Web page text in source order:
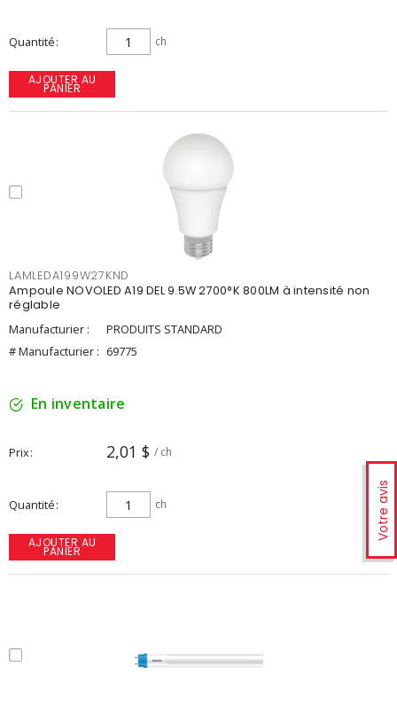
Votre avis
Quantité ch
AJOUTER AU
PANIER
LAMLEDA199W27KND
Ampoule NOVOLED A19 DEL 9.5W 2700°K 800LM à intensité non
réglable
Manufacturier :
PRODUITS STANDARD
# Manufacturier : 69775
En inventaire
Prix 2,01 $ / ch
Quantité ch
AJOUTER AU
PANIER